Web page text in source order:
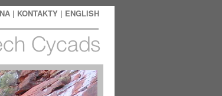
| KONTAKTY | ENGLISH